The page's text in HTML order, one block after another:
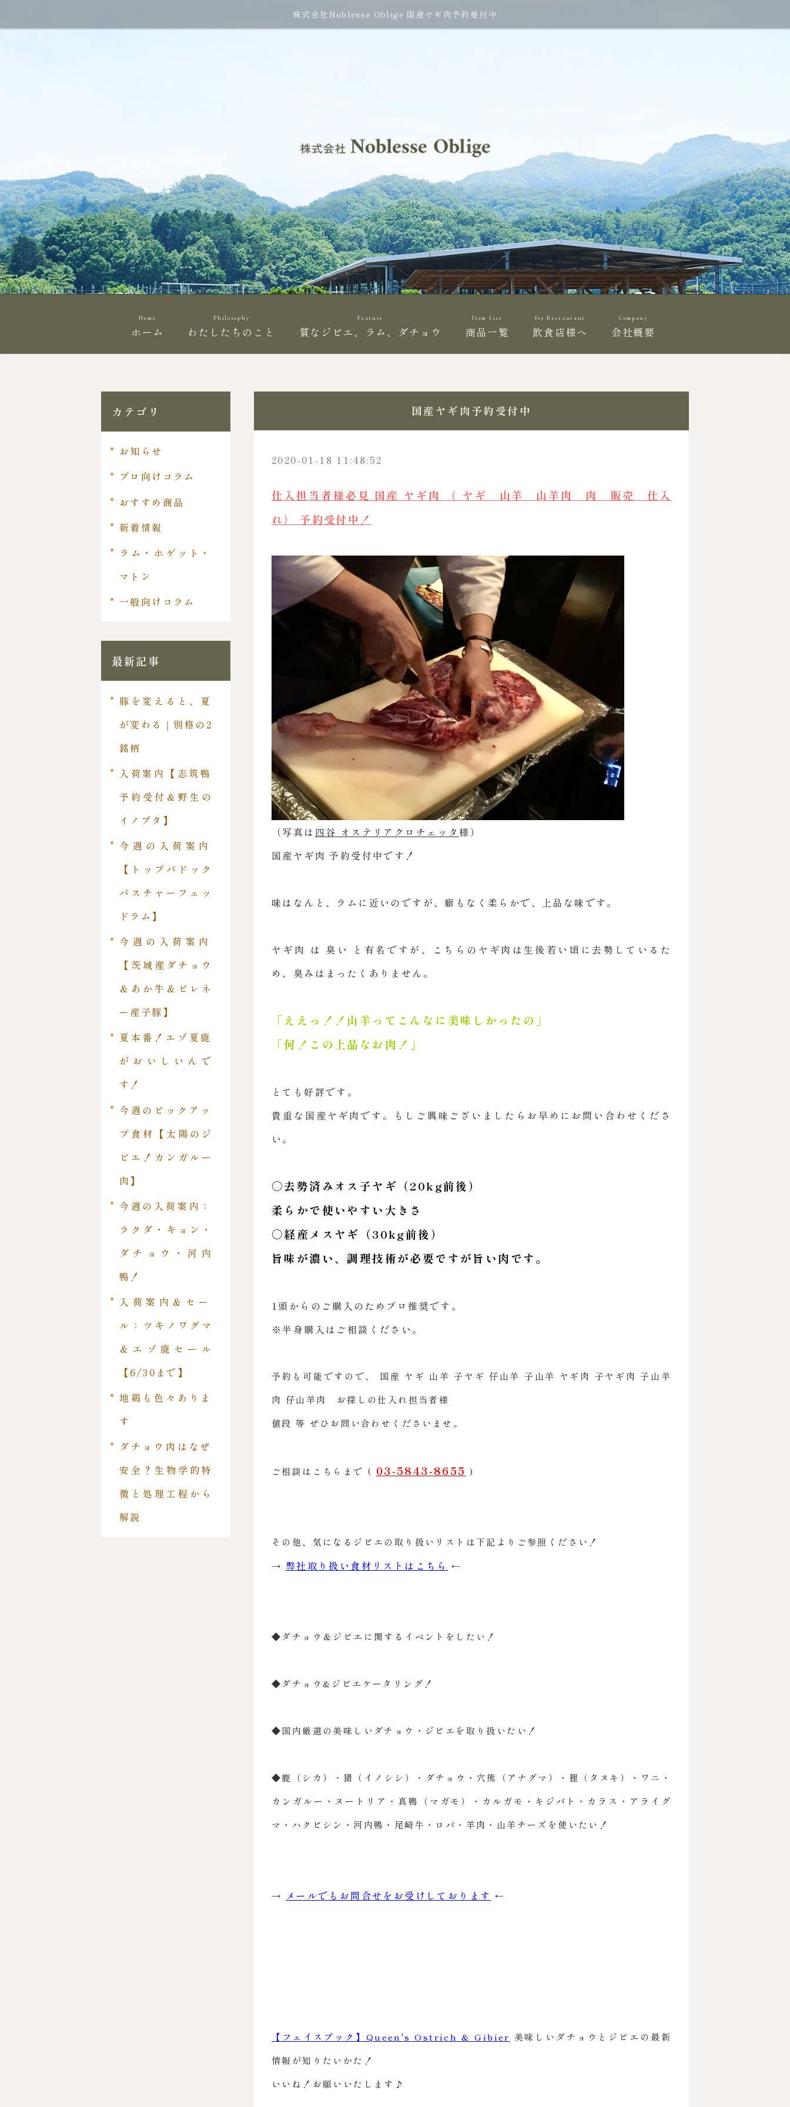
株式会社Noblesse Oblige 国産ヤギ肉予約受付中
Home
ホーム
Philosophy
わたしたちのこと
Feature
質なジビエ、ラム、ダチョウ
Item List
商品一覧
for Restaurant
飲食店様へ
Company
会社概要
カテゴリ
お知らせ
プロ向けコラム
おすすめ商品
新着情報
ラム・ホゲット・
マトン
一般向けコラム
最新記事
豚を変えると、夏
が変わる｜別格の2
銘柄
入荷案内【志筑鴨
予約受付＆野生の
イノブタ】
今週の入荷案内
【トップパドック
パスチャーフェッ
ドラム】
今週の入荷案内
【茨城産ダチョウ
＆あか牛＆ピレネ
ー産子豚】
夏本番！エゾ夏鹿
がおいしいんで
す！
今週のピックアッ
プ食材【太陽のジ
ビエ！カンガルー
肉】
今週の入荷案内：
ラクダ・キョン・
ダチョウ・河内
鴨！
入荷案内＆セー
ル：ツキノワグマ
＆エゾ鹿セール
【6/30まで】
地鶏も色々ありま
す
ダチョウ肉はなぜ
安全？生物学的特
徴と処理工程から
解説
国産ヤギ肉予約受付中
2020-01-18 11:48:52
仕入担当者様必見 国産 ヤギ肉 （ ヤギ 山羊 山羊肉 肉 販売 仕入
れ） 予約受付中！
（写真は 四谷 オステリアクロチェッタ 様）
国産ヤギ肉 予約受付中です！
味はなんと、ラムに近いのですが、癖もなく柔らかで、上品な味です。
ヤギ肉 は 臭い と有名ですが、こちらのヤギ肉は生後若い頃に去勢しているた
め、臭みはまったくありません。
「ええっ！！山羊ってこんなに美味しかったの」
「何！この上品なお肉！」
とても好評です。
貴重な国産ヤギ肉です。もしご興味ございましたらお早めにお問い合わせくださ
い。
○去勢済みオス子ヤギ（20kg前後）
柔らかで使いやすい大きさ
○経産メスヤギ（30kg前後）
旨味が濃い、調理技術が必要ですが旨い肉です。
1頭からのご購入のためプロ推奨です。
※半身購入はご相談ください。
予約も可能ですので、 国産 ヤギ 山羊 子ヤギ 仔山羊 子山羊 ヤギ肉 子ヤギ肉 子山羊
肉 仔山羊肉 お探しの仕入れ担当者様
値段 等 ぜひお問い合わせくださいませ。
ご相談はこちらまで ( 03-5843-8655 )
その他、気になるジビエの取り扱いリストは下記よりご参照ください！
→ 弊社取り扱い食材リストはこちら ←
◆ダチョウ＆ジビエに関するイベントをしたい！
◆ダチョウ&ジビエケータリング！
◆国内厳選の美味しいダチョウ・ジビエを取り扱いたい！
◆鹿（シカ）・猪（イノシシ）・ダチョウ・穴熊（アナグマ）・狸（タヌキ）・ワニ・
カンガルー・ヌートリア・真鴨（マガモ）・カルガモ・キジバト・カラス・アライグ
マ・ハクビシン・河内鴨・尾崎牛・ロバ・羊肉・山羊チーズを使いたい！
→ メールでもお問合せをお受けしております ←
【フェイスブック】Queen's Ostrich & Gibier 美味しいダチョウとジビエの最新
情報が知りたいかた！
いいね！お願いいたします♪